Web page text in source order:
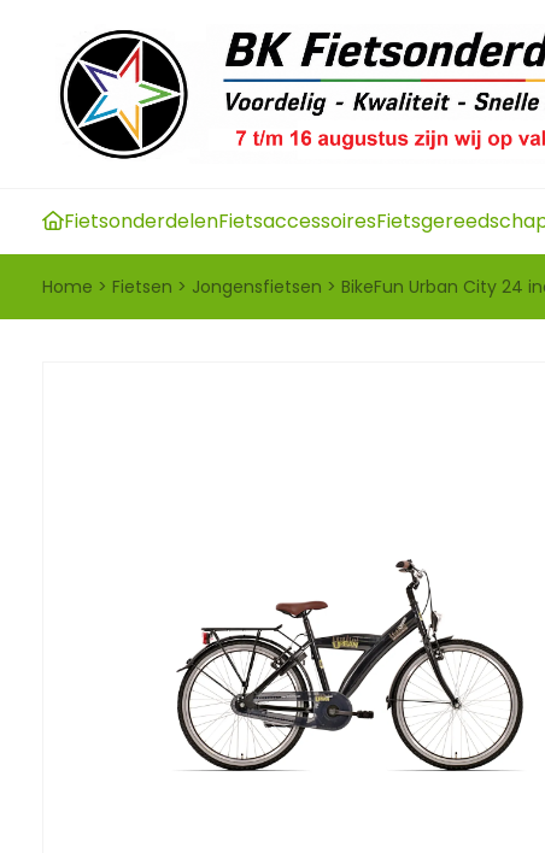
FietsonderdelenFietsaccessoires
Home > Fietsen > Jongensfietsen > BikeFun Urban City 24